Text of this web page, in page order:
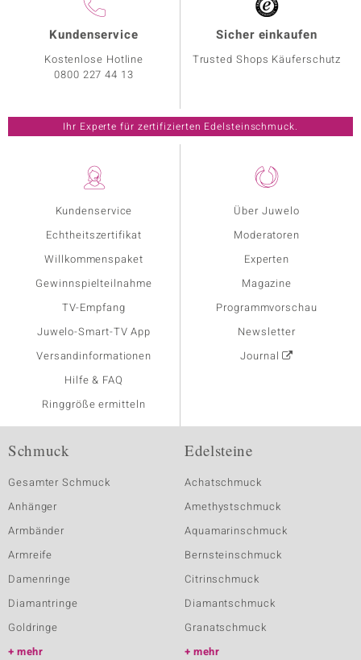
Kundenservice
Echtheitszertifikat
Willkommenspaket
Gewinnspielteilnahme
TV-Empfang
Juwelo-Smart-TV App
Versandinformationen
Hilfe & FAQ
Ringgröße ermitteln
Über Juwelo
Moderatoren
Experten
Magazine
Programmvorschau
Newsletter
Journal
Kundenservice
Kostenlose Hotline
0800 227 44 13
Sicher einkaufen
Trusted Shops Käuferschutz
Ihr Experte für zertifizierten Edelsteinschmuck.
Schmuck
Gesamter Schmuck
Anhänger
Armbänder
Armreife
Damenringe
Diamantringe
Goldringe
mehr
Edelsteine
Achatschmuck
Amethystschmuck
Aquamarinschmuck
Bernsteinschmuck
Citrinschmuck
Diamantschmuck
Granatschmuck
mehr